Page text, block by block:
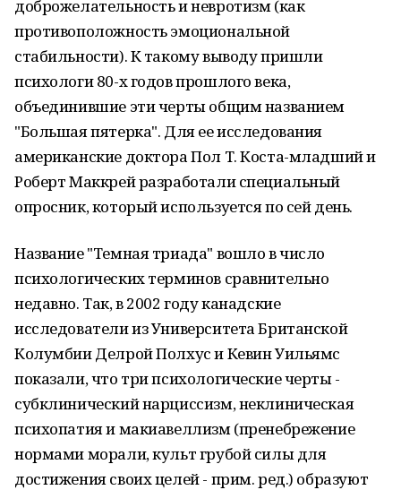
доброжелательность и невротизм (как
противоположность эмоциональной
стабильности). К такому выводу пришли
психологи 80-х годов прошлого века,
объединившие эти черты общим названием
"Большая пятерка". Для ее исследования
американские доктора Пол Т. Коста-младший и
Роберт Маккрей разработали специальный
опросник, который используется по сей день.
Название "Темная триада" вошло в число
психологических терминов сравнительно
недавно. Так, в 2002 году канадские
исследователи из Университета Британской
Колумбии Делрой Полхус и Кевин Уильямс
показали, что три психологические черты -
субклинический нарциссизм, неклиническая
психопатия и макиавеллизм (пренебрежение
нормами морали, культ грубой силы для
достижения своих целей - прим. ред.) образуют